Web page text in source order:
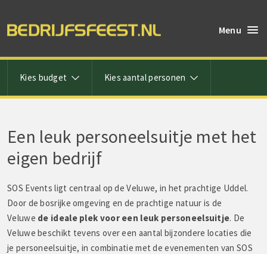
Menu
Kies budget Kies aantal personen
Een leuk personeelsuitje met het
eigen bedrijf
SOS Events ligt centraal op de Veluwe, in het prachtige Uddel.
Door de bosrijke omgeving en de prachtige natuur is de
Veluwe de ideale plek voor een leuk personeelsuitje. De
Veluwe beschikt tevens over een aantal bijzondere locaties die
je personeelsuitje, in combinatie met de evenementen van SOS